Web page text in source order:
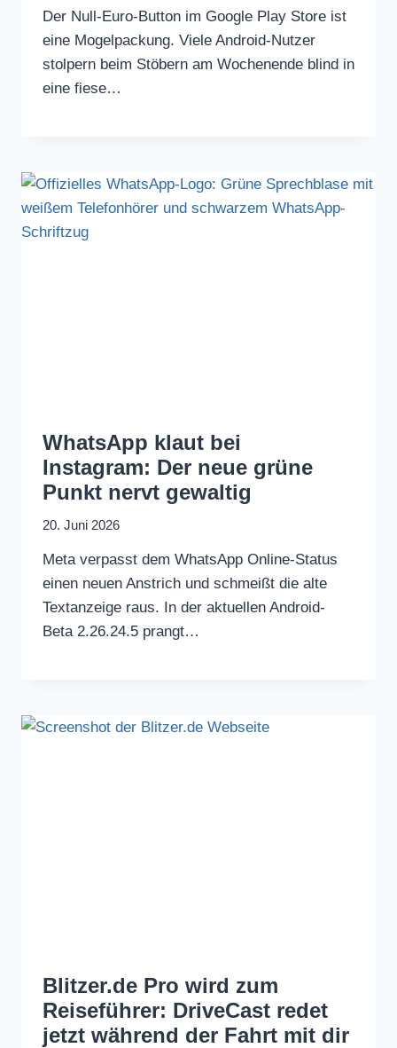
Der Null-Euro-Button im Google Play Store ist
eine Mogelpackung. Viele Android-Nutzer
stolpern beim Stöbern am Wochenende blind in
eine fiese…
WhatsApp klaut bei
Instagram: Der neue grüne
Punkt nervt gewaltig
20. Juni 2026
Meta verpasst dem WhatsApp Online-Status
einen neuen Anstrich und schmeißt die alte
Textanzeige raus. In der aktuellen Android-
Beta 2.26.24.5 prangt…
Blitzer.de Pro wird zum
Reiseführer: DriveCast redet
jetzt während der Fahrt mit dir